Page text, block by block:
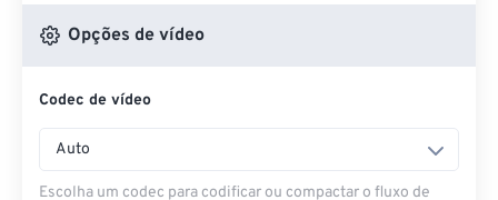
Do OneDrive
Opções de vídeo
Codec de vídeo
Auto
Escolha um codec para codificar ou compactar o fluxo de